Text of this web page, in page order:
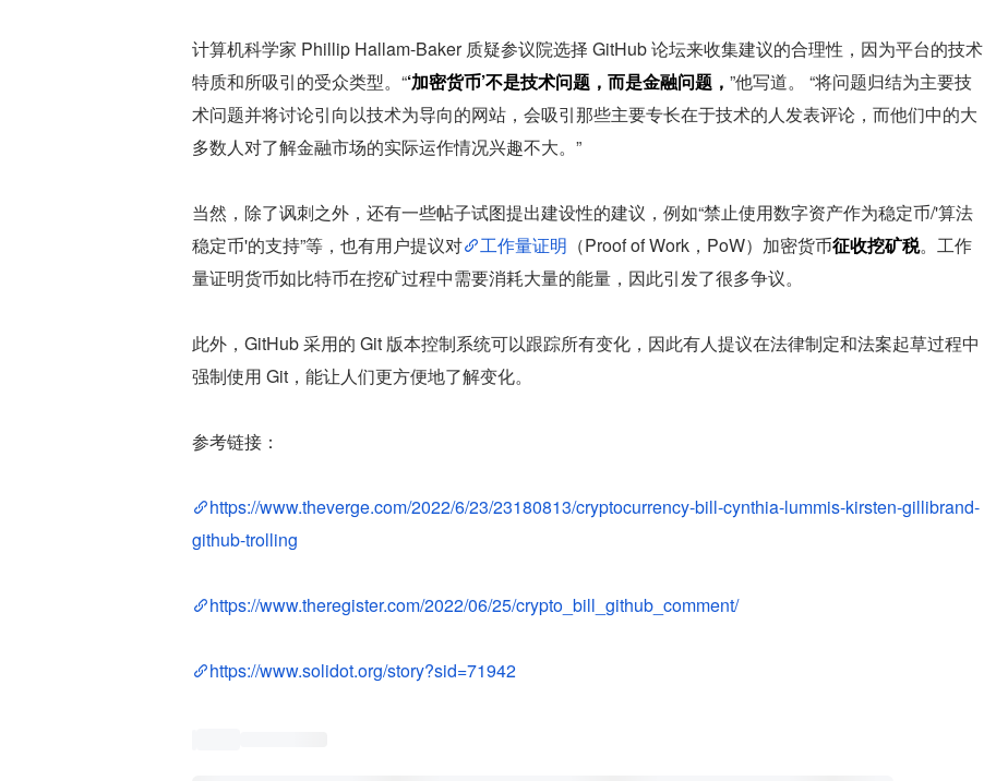
计算机科学家 Phillip Hallam-Baker 质疑参议院选择 GitHub 论坛来收集建议的合理性，因为平台的技术
特质和所吸引的受众类型。“‘加密货币’不是技术问题，而是金融问题， ”他写道。 “将问题归结为主要技
术问题并将讨论引向以技术为导向的网站，会吸引那些主要专长在于技术的人发表评论，而他们中的大
多数人对了解金融市场的实际运作情况兴趣不大。”
当然，除了讽刺之外，还有一些帖子试图提出建设性的建议，例如“禁止使用数字资产作为稳定币/'算法
稳定币'的支持”等，也有用户提议对
工作量证明 （Proof of Work，PoW）加密货币征收挖矿税。工作
量证明货币如比特币在挖矿过程中需要消耗大量的能量，因此引发了很多争议。
此外，GitHub 采用的 Git 版本控制系统可以跟踪所有变化，因此有人提议在法律制定和法案起草过程中
强制使用 Git，能让人们更方便地了解变化。
参考链接：
https://www.theverge.com/2022/6/23/23180813/cryptocurrency-bill-cynthia-lummis-kirsten-gillibrand-
github-trolling
https://www.theregister.com/2022/06/25/crypto_bill_github_comment/
https://www.solidot.org/story?sid=71942